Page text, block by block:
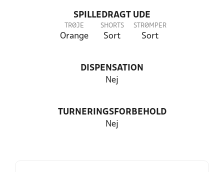
SPILLEDRAGT UDE
TRØJE
Orange
SHORTS
Sort
STRØMPER
Sort
DISPENSATION
Nej
TURNERINGSFORBEHOLD
Nej